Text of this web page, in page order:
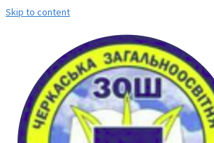
Skip to content